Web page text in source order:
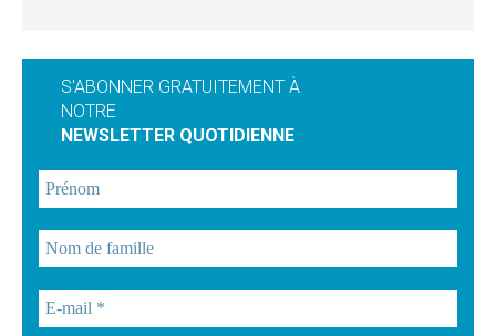
S'ABONNER GRATUITEMENT À
NOTRE
NEWSLETTER QUOTIDIENNE